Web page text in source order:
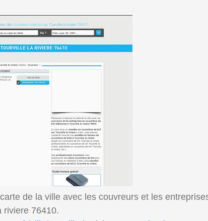
de la ville avec les couvreurs et les
riviere 76410.